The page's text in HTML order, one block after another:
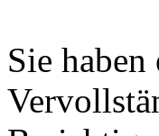
Sie